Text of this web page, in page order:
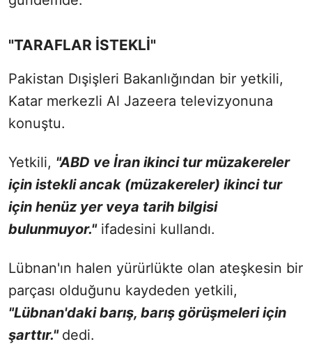
"TARAFLAR İSTEKLİ"
Pakistan Dışişleri Bakanlığından bir yetkili,
Katar merkezli Al Jazeera televizyonuna
konuştu.
Yetkili, "ABD ve İran ikinci tur müzakereler
için istekli ancak (müzakereler) ikinci tur
için henüz yer veya tarih bilgisi
bulunmuyor."ifadesini kullandı.
Lübnan'ın halen yürürlükte olan ateşkesin bir
parçası olduğunu kaydeden yetkili,
"Lübnan'daki barış, barış görüşmeleri için
şarttır." dedi.